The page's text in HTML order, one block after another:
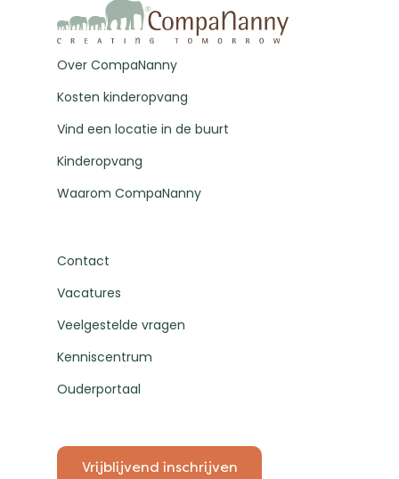
Over CompaNanny
Kosten kinderopvang
Vind een locatie in de buurt
Kinderopvang
Waarom CompaNanny
Contact
Vacatures
Veelgestelde vragen
Kenniscentrum
Ouderportaal
Vrijblijvend inschrijven